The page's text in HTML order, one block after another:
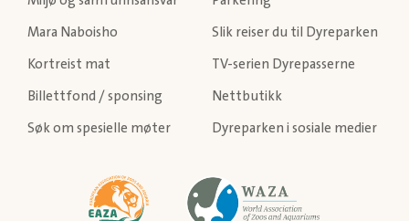
Mara Naboisho
Kortreist mat
Billettfond / sponsing
Søk om spesielle møter
Slik reiser du til Dyreparken
TV-serien Dyrepasserne
Nettbutikk
Dyreparken i sosiale medier